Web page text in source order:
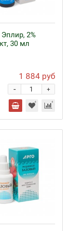
2%
30 мл
1 884 руб
+
-